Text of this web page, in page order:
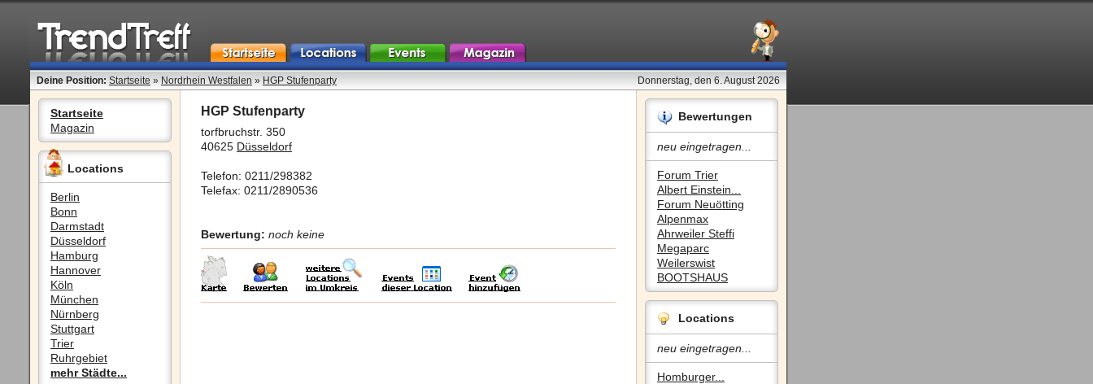
Deine Position: Startseite » Nordrhein Westfalen » HGP Stufenparty Donnerstag, den 6. August 2026
Startseite
Magazin
Locations
Berlin
Bonn
Darmstadt
Düsseldorf
Hamburg
Hannover
Köln
München
Nürnberg
Stuttgart
Trier
Ruhrgebiet
mehr Städte...
Bewertungen
neu eingetragen...
Forum Trier
Albert Einstein...
Forum Neuötting
Alpenmax
Ahrweiler Steffi
Megaparc
Weilerswist
BOOTSHAUS
Locations
neu eingetragen...
Homburger...
HGP Stufenparty
torfbruchstr. 350
40625 Düsseldorf
Telefon: 0211/298382
Telefax: 0211/2890536
Bewertung: noch keine